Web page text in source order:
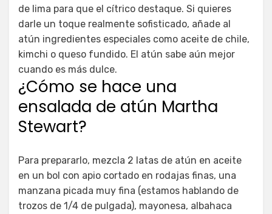
de lima para que el cítrico destaque. Si quieres
darle un toque realmente sofisticado, añade al
atún ingredientes especiales como aceite de chile,
kimchi o queso fundido. El atún sabe aún mejor
cuando es más dulce.
¿Cómo se hace una
ensalada de atún Martha
Stewart?
Para prepararlo, mezcla 2 latas de atún en aceite
en un bol con apio cortado en rodajas finas, una
manzana picada muy fina (estamos hablando de
trozos de 1/4 de pulgada), mayonesa, albahaca